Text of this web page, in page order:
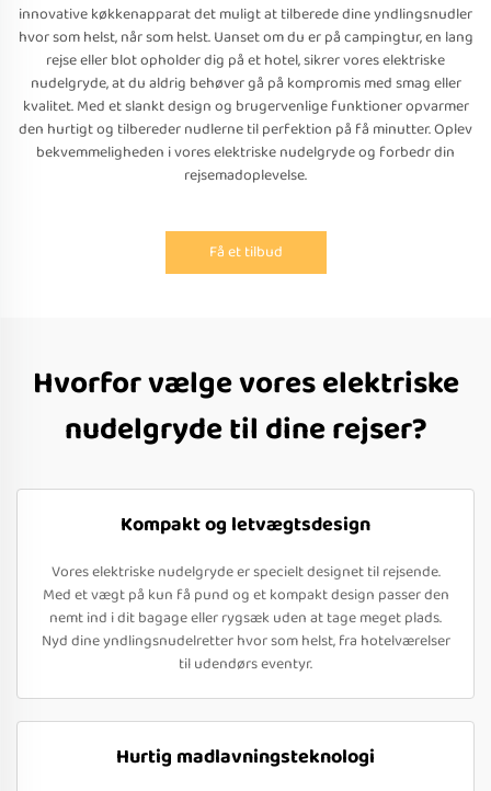
innovative køkkenapparat det muligt at tilberede dine yndlingsnudler
hvor som helst, når som helst. Uanset om du er på campingtur, en lang
rejse eller blot opholder dig på et hotel, sikrer vores elektriske
nudelgryde, at du aldrig behøver gå på kompromis med smag eller
kvalitet. Med et slankt design og brugervenlige funktioner opvarmer
den hurtigt og tilbereder nudlerne til perfektion på få minutter. Oplev
bekvemmeligheden i vores elektriske nudelgryde og forbedr din
rejsemadoplevelse.
Få et tilbud
Hvorfor vælge vores elektriske
nudelgryde til dine rejser?
Kompakt og letvægtsdesign
Vores elektriske nudelgryde er specielt designet til rejsende.
Med et vægt på kun få pund og et kompakt design passer den
nemt ind i dit bagage eller rygsæk uden at tage meget plads.
Nyd dine yndlingsnudelretter hvor som helst, fra hotelværelser
til udendørs eventyr.
Hurtig madlavningsteknologi